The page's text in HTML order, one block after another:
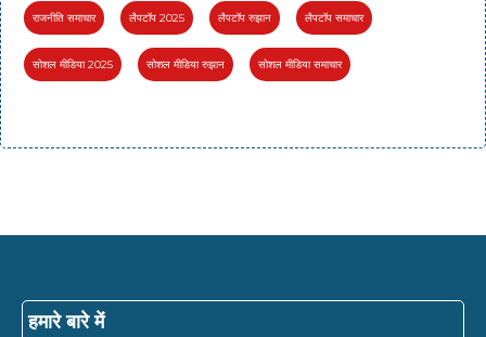
राजनीति समाचार लैपटॉप 2025 लैपटॉप रुझान लैपटॉप समाचार
सोशल मीडिया 2025 सोशल मीडिया रुझान सोशल मीडिया समाचार
हमारे बारे में